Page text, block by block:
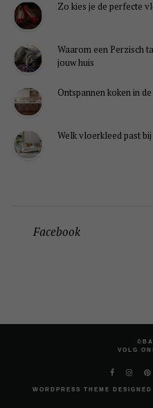
Zo kies je de perfecte
Waarom een Perzisch
jouw huis
Ontspannen koken in
Welk vloerkleed past
Facebook
VOLG
WORDPRESS THEME